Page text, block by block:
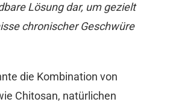
Lösung dar, um gezielt
chronischer Geschwüre
die Kombination von
Chitosan, natürlichen